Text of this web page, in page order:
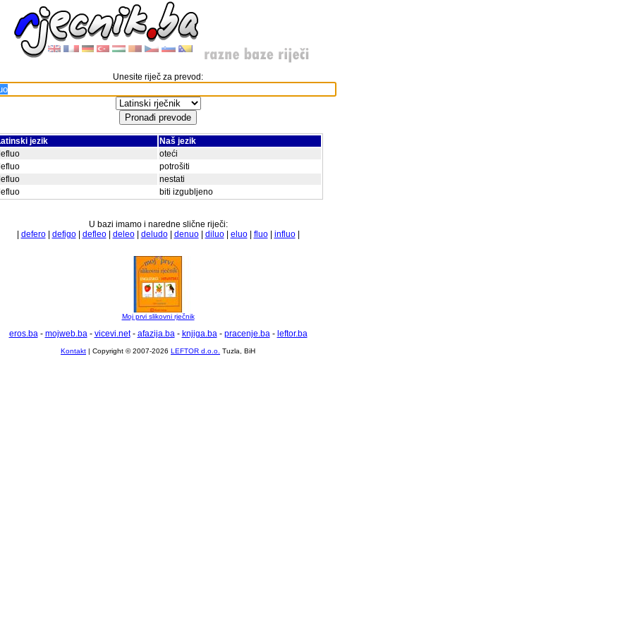
Unesite riječ za prevod:
jezik
Naš jezik
oteći
potrošiti
nestati
biti izgubljeno
U bazi imamo i naredne slične riječi:
defero| defigo| defleo| deleo| deludo| denuo| diluo| eluo| fluo| influo|
Moj prvi slikovni rječnik
eros.ba- mojweb.ba- vicevi.net- afazija.ba- knjiga.ba- pracenje.ba- leftor.ba
Kontakt | Copyright © 2007-2026 LEFTOR d.o.o. Tuzla, BiH